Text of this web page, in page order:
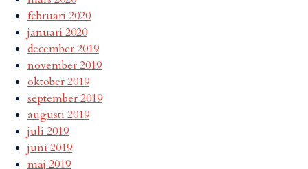
februari 2020
januari 2020
december 2019
november 2019
oktober 2019
september 2019
augusti 2019
juli 2019
juni 2019
maj 2019